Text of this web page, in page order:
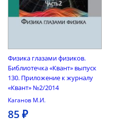
Физика глазами физиков.
Библиотечка «Квант» выпуск
130. Приложение к журналу
«Квант» №2/2014
Каганов М.И.
85 ₽